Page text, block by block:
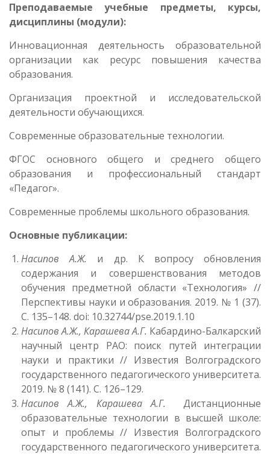
Преподаваемые учебные предметы, курсы,
дисциплины (модули):
Инновационная деятельность образовательной
организации как ресурс повышения качества
образования.
Организация проектной и исследовательской
деятельности обучающихся.
Современные образовательные технологии.
ФГОС основного общего и среднего общего
образования и профессиональный стандарт
«Педагог».
Современные проблемы школьного образования.
Основные публикации:
Насипов А.Ж. и др. К вопросу обновления
содержания и совершенствования методов
обучения предметной области «Технология» //
Перспективы науки и образования. 2019. № 1 (37).
С. 135–148. doi: 10.32744/pse.2019.1.10
Насипов А.Ж., Карашева А.Г. Кабардино-Балкарский
научный центр РАО: поиск путей интеграции
науки и практики // Известия Волгоградского
государственного педагогического университета.
2019. № 8 (141). С. 126–129.
Насипов А.Ж., Карашева А.Г.
Дистанционные
образовательные технологии в высшей школе:
опыт и проблемы // Известия Волгоградского
государственного педагогического университета.